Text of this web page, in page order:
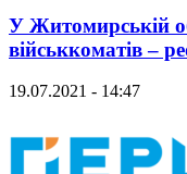
У Житомирській
військкоматів –
19.07.2021 - 14:47